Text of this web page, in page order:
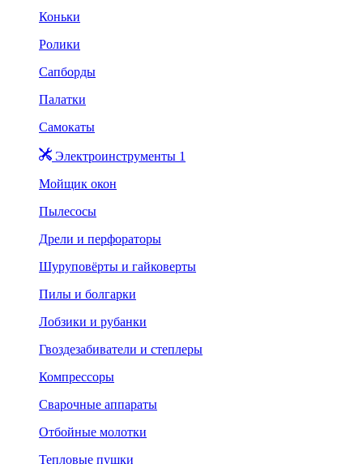
Коньки
Ролики
Сапборды
Палатки
Самокаты
Электроинструменты 1
Мойщик окон
Пылесосы
Дрели и перфораторы
Шуруповёрты и гайковерты
Пилы и болгарки
Лобзики и рубанки
Гвоздезабиватели и степлеры
Компрессоры
Сварочные аппараты
Отбойные молотки
Тепловые пушки